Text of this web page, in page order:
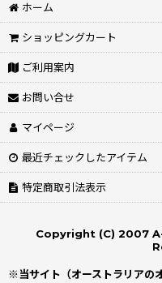
ホーム
ショッピングカート
ご利用案内
お問い合せ
マイページ
最近チェックしたアイテム
特定商取引法表示
Copyright (C) 2007
※当サイト（オーストラリアの